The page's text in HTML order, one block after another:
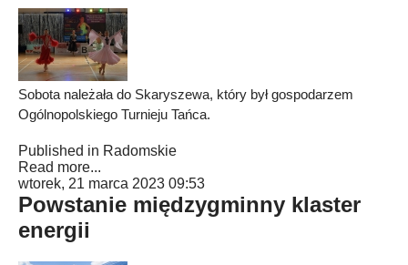
Sobota należała do Skaryszewa, który był gospodarzem
Ogólnopolskiego Turnieju Tańca.
Published in Radomskie
Read more...
wtorek, 21 marca 2023 09:53
Powstanie międzygminny klaster
energii